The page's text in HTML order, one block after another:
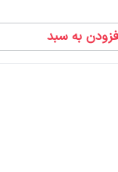
به سبد